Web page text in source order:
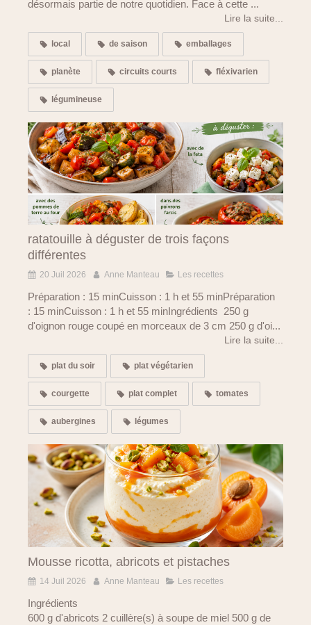
désormais partie de notre quotidien. Face à cette ...
Lire la suite...
local de saison emballages
planète circuits courts fléxivarien
légumineuse
ratatouille à déguster de trois façons
différentes
20 Juil 2026 Anne Manteau Les recettes
Préparation : 15 minCuisson : 1 h et 55 minPréparation
: 15 minCuisson : 1 h et 55 minIngrédients 250 g
d'oignon rouge coupé en morceaux de 3 cm 250 g d'oi...
Lire la suite...
plat du soir plat végétarien
courgette plat complet tomates
aubergines légumes
Mousse ricotta, abricots et pistaches
14 Juil 2026 Anne Manteau Les recettes
Ingrédients
600 g d'abricots 2 cuillère(s) à soupe de miel 500 g de